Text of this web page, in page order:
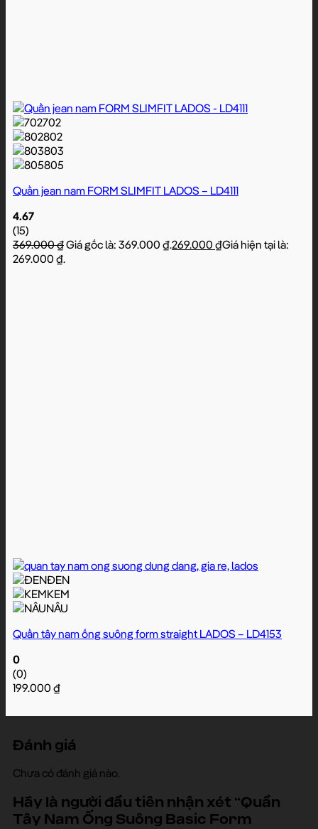
702
802
803
805
Quần jean nam FORM SLIMFIT LADOS – LD4111
4.67
(15)
369.000₫Giá gốc là: 369.000 ₫.269.000 ₫Giá hiện tại là:
269.000 ₫.
ĐEN
KEM
NÂU
Quần tây nam ống suông form straight LADOS – LD4153
0
(0)
199.000 ₫
Đánh giá
Chưa có đánh giá nào.
Hãy là người đầu tiên nhận xét “Quần
Tây Nam Ống Suông Basic Form